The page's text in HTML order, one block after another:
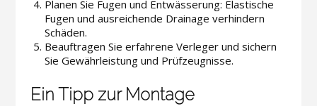
Planen Sie Fugen und Entwässerung: Elastische
Fugen und ausreichende Drainage verhindern
Schäden.
Beauftragen Sie erfahrene Verleger und sichern
Sie Gewährleistung und Prüfzeugnisse.
Ein Tipp zur Montage